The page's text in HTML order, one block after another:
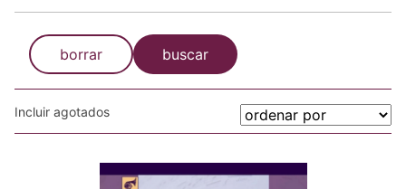
borrar buscar
Incluir agotados